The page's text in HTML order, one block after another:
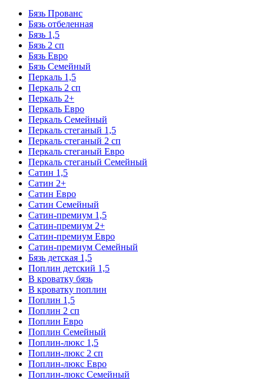
Бязь Прованс
Бязь отбеленная
Бязь 1,5
Бязь 2 сп
Бязь Евро
Бязь Семейный
Перкаль 1,5
Перкаль 2 сп
Перкаль 2+
Перкаль Евро
Перкаль Семейный
Перкаль стеганый 1,5
Перкаль стеганый 2 сп
Перкаль стеганый Евро
Перкаль стеганый Семейный
Сатин 1,5
Сатин 2+
Сатин Евро
Сатин Семейный
Сатин-премиум 1,5
Сатин-премиум 2+
Сатин-премиум Евро
Сатин-премиум Семейный
Бязь детская 1,5
Поплин детский 1,5
В кроватку бязь
В кроватку поплин
Поплин 1,5
Поплин 2 сп
Поплин Евро
Поплин Семейный
Поплин-люкс 1,5
Поплин-люкс 2 сп
Поплин-люкс Евро
Поплин-люкс Семейный